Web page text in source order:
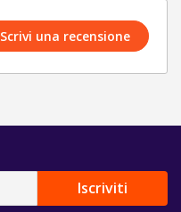
Scrivi una recensione